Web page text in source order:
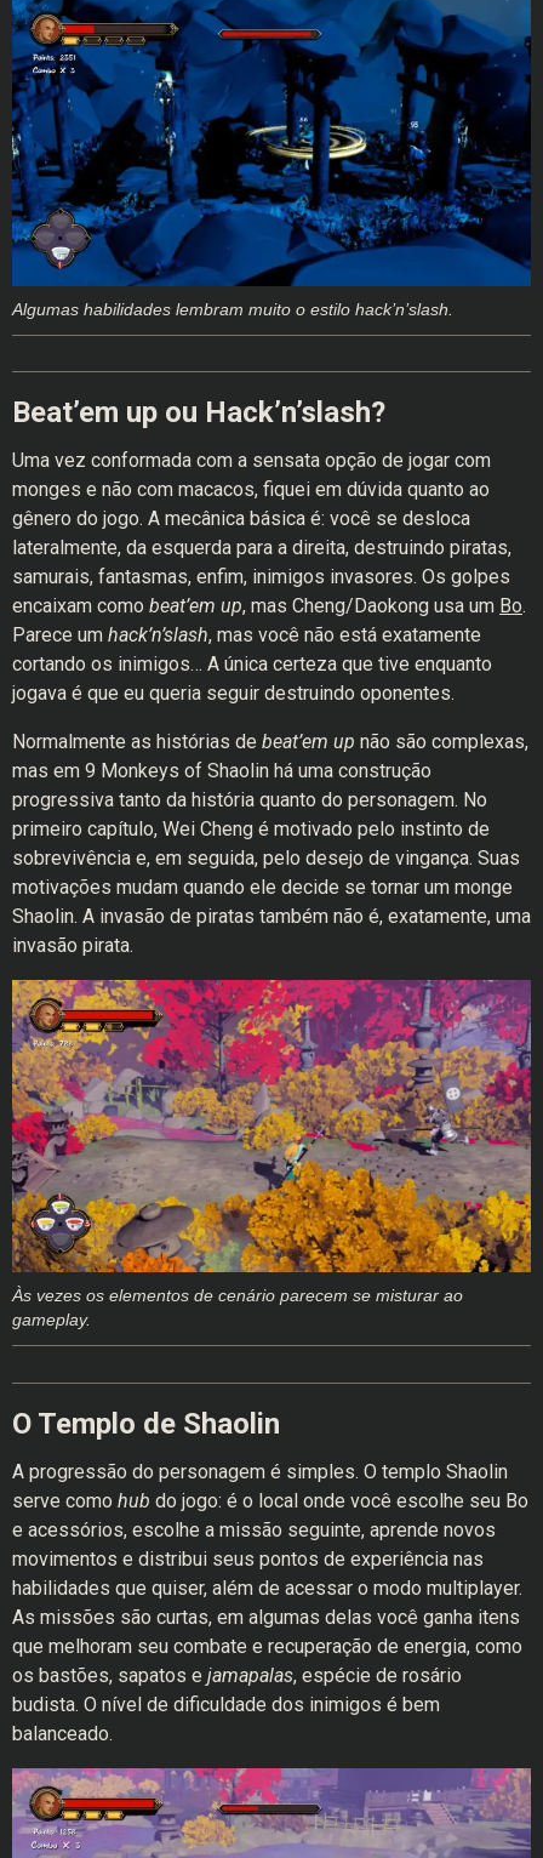
Algumas habilidades lembram muito o estilo hack’n’slash.
Beat’em up ou Hack’n’slash?
Uma vez conformada com a sensata opção de jogar com
monges e não com macacos, fiquei em dúvida quanto ao
gênero do jogo. A mecânica básica é: você se desloca
lateralmente, da esquerda para a direita, destruindo piratas,
samurais, fantasmas, enfim, inimigos invasores. Os golpes
encaixam como beat’em up, mas Cheng/Daokong usa um Bo.
Parece um hack’n’slash, mas você não está exatamente
cortando os inimigos… A única certeza que tive enquanto
jogava é que eu queria seguir destruindo oponentes.
Normalmente as histórias de beat’em up não são complexas,
mas em 9 Monkeys of Shaolin há uma construção
progressiva tanto da história quanto do personagem. No
primeiro capítulo, Wei Cheng é motivado pelo instinto de
sobrevivência e, em seguida, pelo desejo de vingança. Suas
motivações mudam quando ele decide se tornar um monge
Shaolin. A invasão de piratas também não é, exatamente, uma
invasão pirata.
Às vezes os elementos de cenário parecem se misturar ao
gameplay.
O Templo de Shaolin
A progressão do personagem é simples. O templo Shaolin
serve como hub do jogo: é o local onde você escolhe seu Bo
e acessórios, escolhe a missão seguinte, aprende novos
movimentos e distribui seus pontos de experiência nas
habilidades que quiser, além de acessar o modo multiplayer.
As missões são curtas, em algumas delas você ganha itens
que melhoram seu combate e recuperação de energia, como
os bastões, sapatos e jamapalas, espécie de rosário
budista. O nível de dificuldade dos inimigos é bem
balanceado.